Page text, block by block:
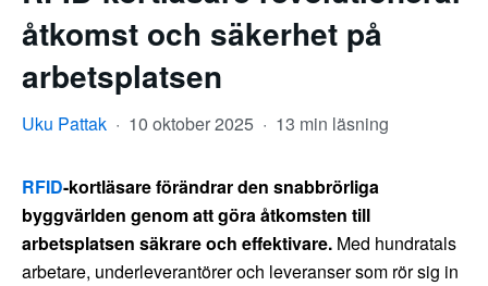
åtkomst och säkerhet på
arbetsplatsen
Uku Pattak · 10 oktober 2025 · 13 min läsning
RFID-kortläsare förändrar den snabbrörliga
byggvärlden genom att göra åtkomsten till
arbetsplatsen säkrare och effektivare. Med hundratals
arbetare, underleverantörer och leveranser som rör sig in